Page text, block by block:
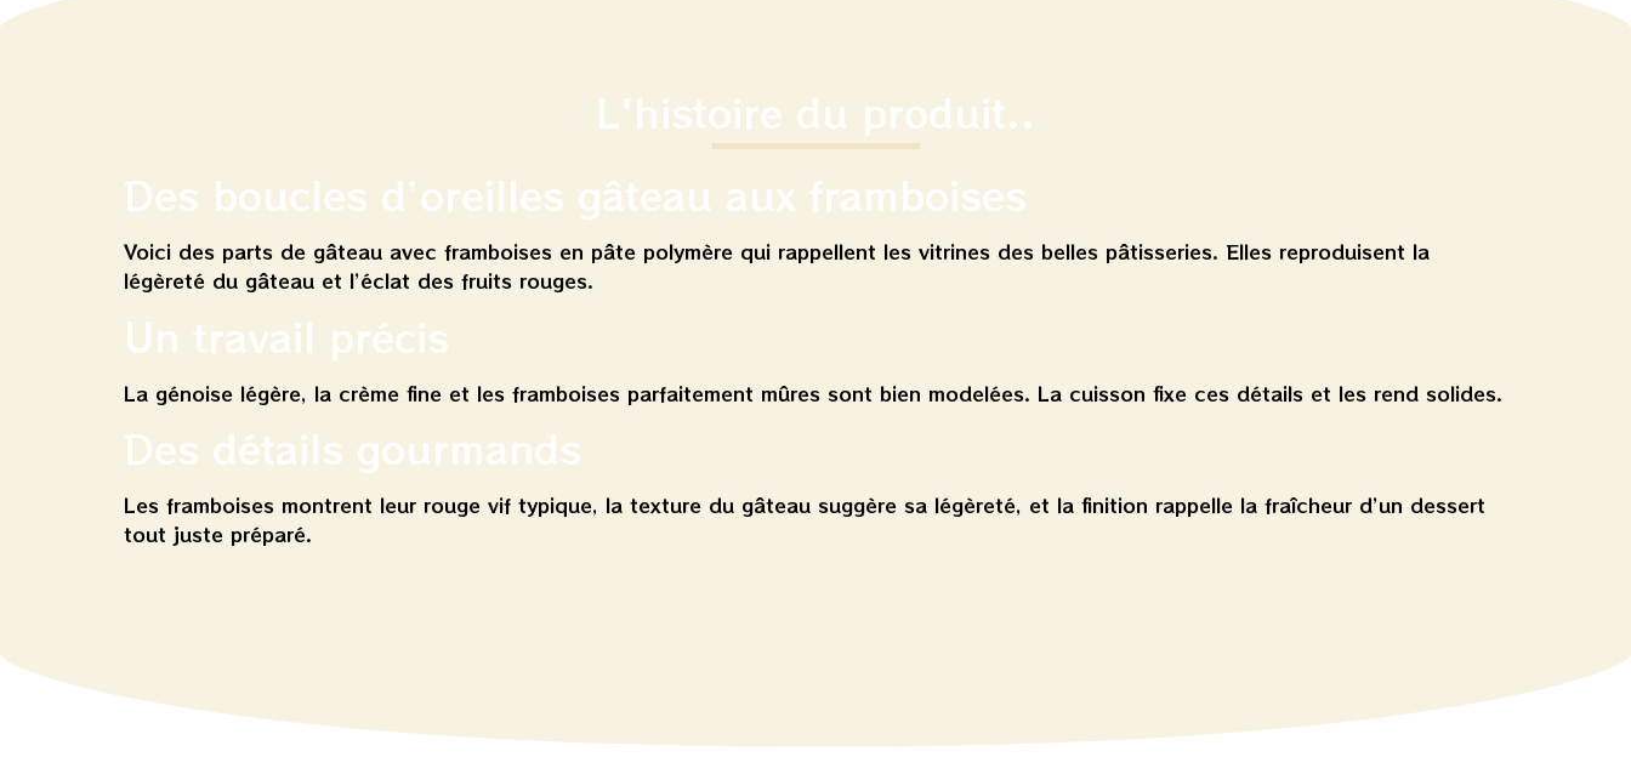
L'histoire du produit..
Des boucles d’oreilles gâteau aux framboises
Voici des parts de gâteau avec framboises en pâte polymère qui rappellent les vitrines des belles pâtisseries. Elles reproduisent la
légèreté du gâteau et l’éclat des fruits rouges.
Un travail précis
La génoise légère, la crème fine et les framboises parfaitement mûres sont bien modelées. La cuisson fixe ces détails et les rend solides.
Des détails gourmands
Les framboises montrent leur rouge vif typique, la texture du gâteau suggère sa légèreté, et la finition rappelle la fraîcheur d’un dessert
tout juste préparé.